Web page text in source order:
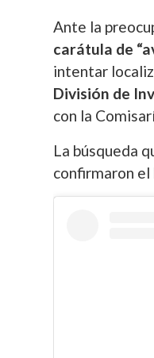
Ante la
carátula de
intentar
División de
con la
La búsqueda
confirmaron el